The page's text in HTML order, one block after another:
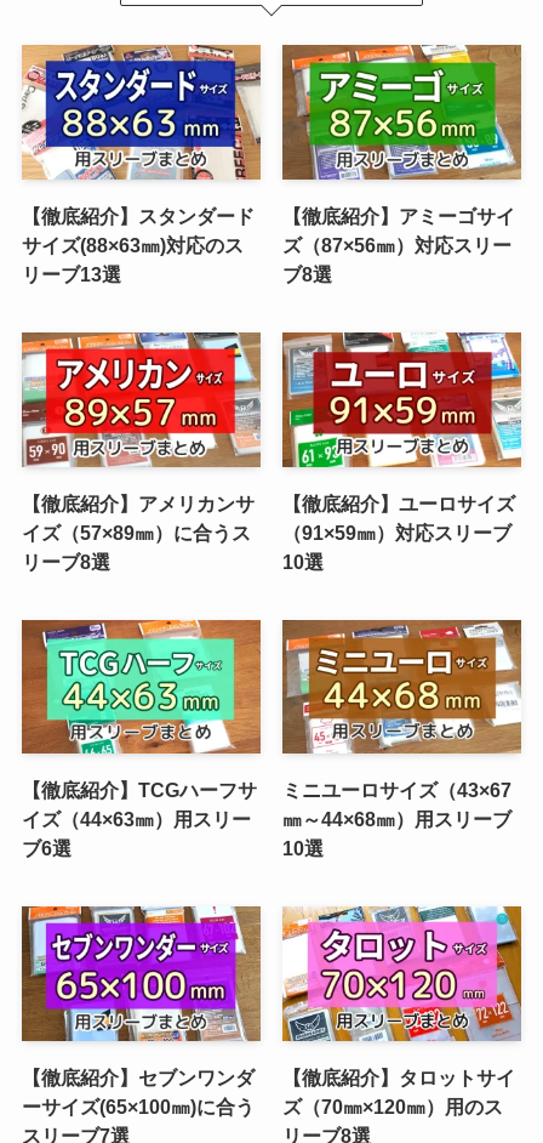
【徹底紹介】スタンダード
サイズ(88×63㎜)対応のス
リーブ13選
【徹底紹介】アミーゴサイ
ズ（87×56㎜）対応スリー
ブ8選
【徹底紹介】アメリカンサ
イズ（57×89㎜）に合うス
リーブ8選
【徹底紹介】ユーロサイズ
（91×59㎜）対応スリーブ
10選
【徹底紹介】TCGハーフサ
イズ（44×63㎜）用スリー
ブ6選
ミニユーロサイズ（43×67
㎜～44×68㎜）用スリーブ
10選
【徹底紹介】セブンワンダ
ーサイズ(65×100㎜)に合う
スリーブ7選
【徹底紹介】タロットサイ
ズ（70㎜×120㎜）用のス
リーブ8選